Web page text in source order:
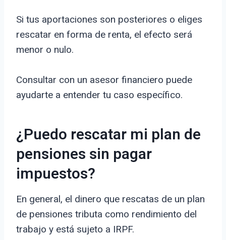
Si tus aportaciones son posteriores o eliges
rescatar en forma de renta, el efecto será
menor o nulo.
Consultar con un asesor financiero puede
ayudarte a entender tu caso específico.
¿Puedo rescatar mi plan de
pensiones sin pagar
impuestos?
En general, el dinero que rescatas de un plan
de pensiones tributa como rendimiento del
trabajo y está sujeto a IRPF.